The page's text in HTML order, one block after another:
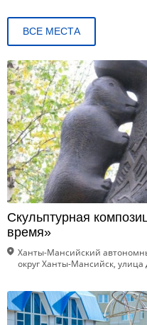
ВСЕ МЕСТА
Скульптурная
время»
Ханты-Мансийский
округ Ханты-Мансийск, улица